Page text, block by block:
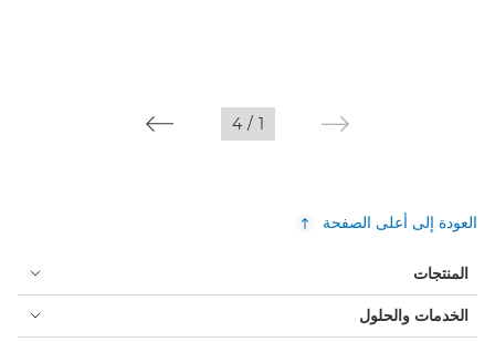
1
/
4
العودة إلى أعلى الصفحة
المنتجات
الخدمات والحلول